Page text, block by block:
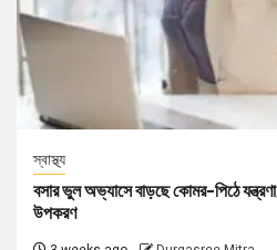
স্বাস্থ্য
বসার ভুল অভ্যাসে বাড়ছে কোমর-পিঠে
উপকরণ